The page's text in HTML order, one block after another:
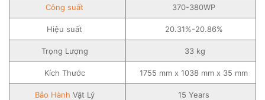
Công suất 370-380WP
Hiệu suất 20.31%-20.86%
Trọng Lượng 33 kg
Kích Thước 1755 mm x 1038 mm x 35 mm
Bảo Hành Vật Lý 15 Years